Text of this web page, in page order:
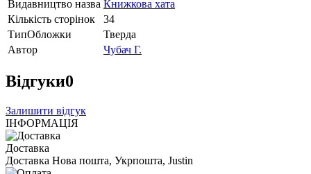
Видавництво назва Книжкова хата
Кількість сторінок
34
ТипОбложки
Тверда
Автор
Чубач Г.
Відгуки0
Залишити відгук
ІНФОРМАЦІЯ
Доставка
Доставка Нова пошта, Укрпошта, Justin